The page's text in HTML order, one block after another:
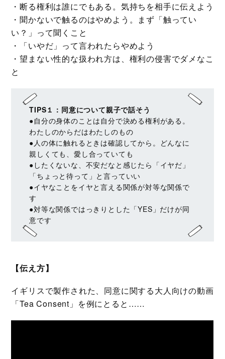
・断る権利は誰にでもある。気持ちを相手に伝えよう
・聞かないで触るのはやめよう。まず「触ってい
い？」って聞くこと
・「いやだ」って言われたらやめよう
・望まない性的な扱われ方は、権利の侵害でダメなこ
と
TIPS１：同意について親子で話そう
●自分の身体のことは自分で決める権利がある。
わたしのからだはわたしのもの
●人の体に触れるときは確認してから。どんなに
親しくても、愛し合っていても
●したくないな、不安だなと感じたら「イヤだ」
「ちょっと待って」と言っていい
●イヤなことをイヤと言える関係が対等な関係で
す
●対等な関係ではっきりとした「YES」だけが同
意です
【伝え方】
イギリスで製作された、同意に関する大人向けの動画
「Tea Consent」を例にとると……